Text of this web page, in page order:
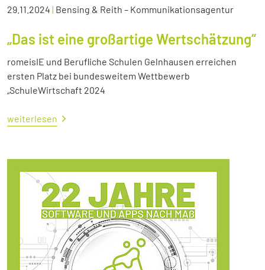
29.11.2024 | Bensing & Reith – Kommunikationsagentur
„Das ist eine großartige Wertschätzung“
romeisIE und Berufliche Schulen Gelnhausen erreichen
ersten Platz bei bundesweitem Wettbewerb
„SchuleWirtschaft 2024
weiterlesen